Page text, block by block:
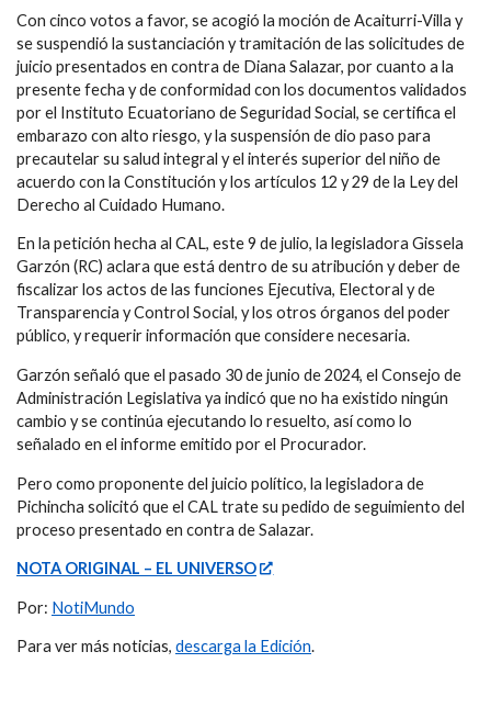
Con cinco votos a favor, se acogió la moción de Acaiturri-Villa y
se suspendió la sustanciación y tramitación de las solicitudes de
juicio presentados en contra de Diana Salazar, por cuanto a la
presente fecha y de conformidad con los documentos validados
por el Instituto Ecuatoriano de Seguridad Social, se certifica el
embarazo con alto riesgo, y la suspensión de dio paso para
precautelar su salud integral y el interés superior del niño de
acuerdo con la Constitución y los artículos 12 y 29 de la Ley del
Derecho al Cuidado Humano.
En la petición hecha al CAL, este 9 de julio, la legisladora Gissela
Garzón (RC) aclara que está dentro de su atribución y deber de
fiscalizar los actos de las funciones Ejecutiva, Electoral y de
Transparencia y Control Social, y los otros órganos del poder
público, y requerir información que considere necesaria.
Garzón señaló que el pasado 30 de junio de 2024, el Consejo de
Administración Legislativa ya indicó que no ha existido ningún
cambio y se continúa ejecutando lo resuelto, así como lo
señalado en el informe emitido por el Procurador.
Pero como proponente del juicio político, la legisladora de
Pichincha solicitó que el CAL trate su pedido de seguimiento del
proceso presentado en contra de Salazar.
NOTA ORIGINAL – EL UNIVERSO
Por: NotiMundo
Para ver más noticias, descarga la Edición.